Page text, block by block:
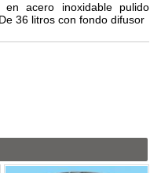
acero inoxidable pulido
36 litros con fondo difusor